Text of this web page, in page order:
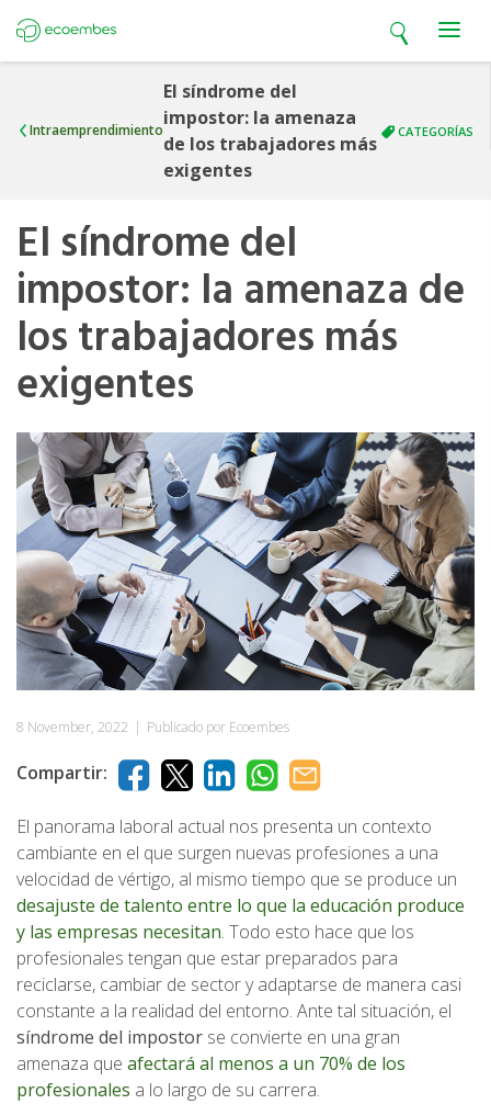
Open search
Open
Intraemprendimiento
El síndrome del
impostor: la amenaza
de los trabajadores más
exigentes
CATEGORÍAS
El síndrome del
impostor: la amenaza de
los trabajadores más
exigentes
8 November, 2022 | Publicado por Ecoembes
Compartir:
El panorama laboral actual nos presenta un contexto
cambiante en el que surgen nuevas profesiones a una
velocidad de vértigo, al mismo tiempo que se produce un
desajuste de talento entre lo que la educación produce
y las empresas necesitan. Todo esto hace que los
profesionales tengan que estar preparados para
reciclarse, cambiar de sector y adaptarse de manera casi
constante a la realidad del entorno. Ante tal situación, el
síndrome del impostor se convierte en una gran
amenaza que afectará al menos a un 70% de los
profesionales a lo largo de su carrera.